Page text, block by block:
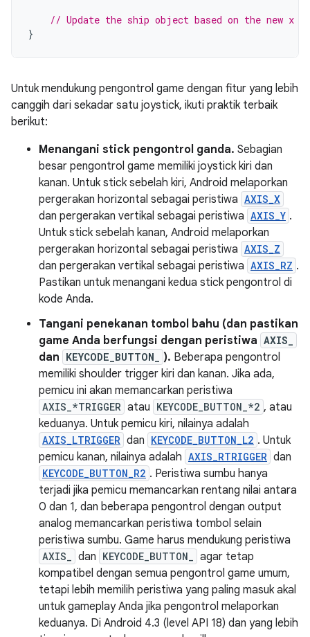
// Update the ship object based on the new x
}
Untuk mendukung pengontrol game dengan fitur yang lebih
canggih dari sekadar satu joystick, ikuti praktik terbaik
berikut:
Menangani stick pengontrol ganda. Sebagian
besar pengontrol game memiliki joystick kiri dan
kanan. Untuk stick sebelah kiri, Android melaporkan
pergerakan horizontal sebagai peristiwa AXIS_X
dan pergerakan vertikal sebagai peristiwa AXIS_Y .
Untuk stick sebelah kanan, Android melaporkan
pergerakan horizontal sebagai peristiwa AXIS_Z
dan pergerakan vertikal sebagai peristiwa AXIS_RZ .
Pastikan untuk menangani kedua stick pengontrol di
kode Anda.
Tangani penekanan tombol bahu (dan pastikan
game Anda berfungsi dengan peristiwa AXIS_
dan KEYCODE_BUTTON_ ). Beberapa pengontrol
memiliki shoulder trigger kiri dan kanan. Jika ada,
pemicu ini akan memancarkan peristiwa
AXIS_*TRIGGER atau KEYCODE_BUTTON_*2 , atau
keduanya. Untuk pemicu kiri, nilainya adalah
AXIS_LTRIGGER dan KEYCODE_BUTTON_L2 . Untuk
pemicu kanan, nilainya adalah AXIS_RTRIGGER dan
KEYCODE_BUTTON_R2 . Peristiwa sumbu hanya
terjadi jika pemicu memancarkan rentang nilai antara
0 dan 1, dan beberapa pengontrol dengan output
analog memancarkan peristiwa tombol selain
peristiwa sumbu. Game harus mendukung peristiwa
AXIS_ dan KEYCODE_BUTTON_
agar tetap
kompatibel dengan semua pengontrol game umum,
tetapi lebih memilih peristiwa yang paling masuk akal
untuk gameplay Anda jika pengontrol melaporkan
keduanya. Di Android 4.3 (level API 18) dan yang lebih